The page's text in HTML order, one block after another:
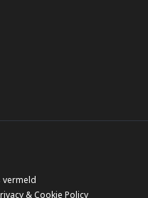
vermeld
& Cookie Policy